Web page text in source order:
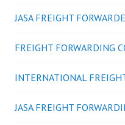
JASA FREIGHT
FREIGHT FORWARDING
INTERNATIONAL
JASA FREIGHT